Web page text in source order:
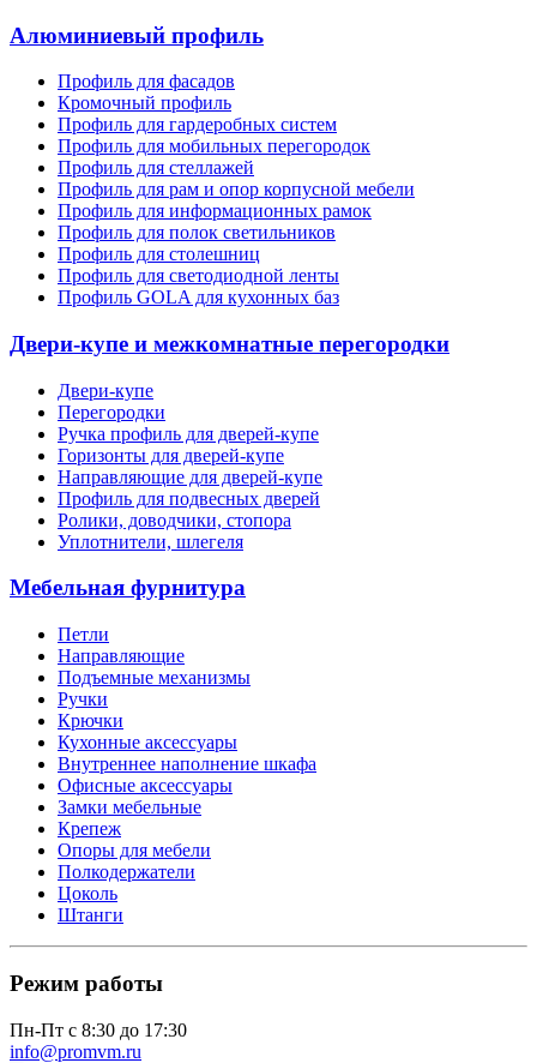
Алюминиевый профиль
Профиль для фасадов
Кромочный профиль
Профиль для гардеробных систем
Профиль для мобильных перегородок
Профиль для стеллажей
Профиль для рам и опор корпусной мебели
Профиль для информационных рамок
Профиль для полок светильников
Профиль для столешниц
Профиль для светодиодной ленты
Профиль GOLA для кухонных баз
Двери-купе и межкомнатные перегородки
Двери-купе
Перегородки
Ручка профиль для дверей-купе
Горизонты для дверей-купе
Направляющие для дверей-купе
Профиль для подвесных дверей
Ролики, доводчики, стопора
Уплотнители, шлегеля
Мебельная фурнитура
Петли
Направляющие
Подъемные механизмы
Ручки
Крючки
Кухонные аксессуары
Внутреннее наполнение шкафа
Офисные аксессуары
Замки мебельные
Крепеж
Опоры для мебели
Полкодержатели
Цоколь
Штанги
Режим работы
Пн-Пт с 8:30 до 17:30
info@promvm.ru